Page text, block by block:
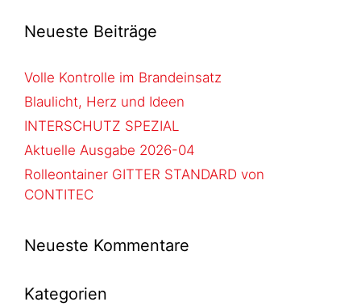
Neueste Beiträge
Volle Kontrolle im Brandeinsatz
Blaulicht, Herz und Ideen
INTERSCHUTZ SPEZIAL
Aktuelle Ausgabe 2026-04
Rolleontainer GITTER STANDARD von
CONTITEC
Neueste Kommentare
Kategorien